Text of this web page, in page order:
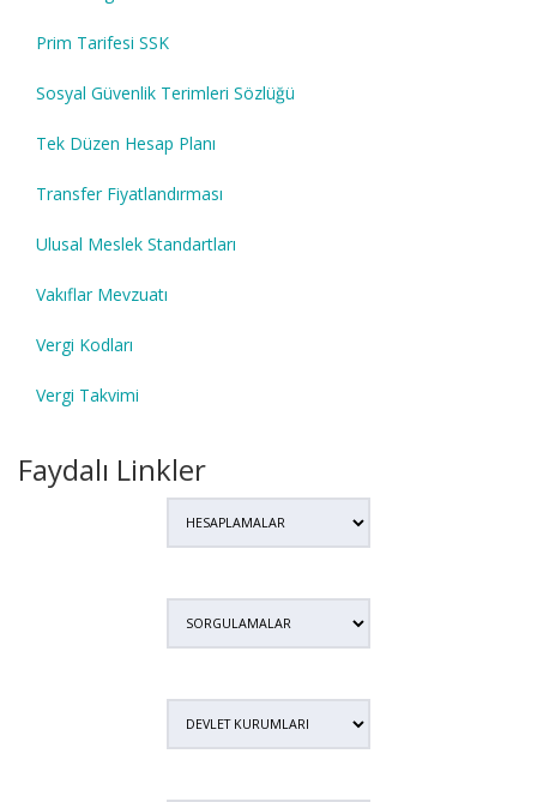
Prim Tarifesi SSK
Sosyal Güvenlik Terimleri Sözlüğü
Tek Düzen Hesap Planı
Transfer Fiyatlandırması
Ulusal Meslek Standartları
Vakıflar Mevzuatı
Vergi Kodları
Vergi Takvimi
Faydalı Linkler